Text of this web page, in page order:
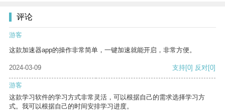
评论
游客
这款加速器app的操作非常简单，一键加速就能开启，非常方便。
2024-03-09 支持[0] 反对[0]
游客
这款学习软件的学习方式非常灵活，可以根据自己的需求选择学习方
式。我可以根据自己的时间安排学习进度。